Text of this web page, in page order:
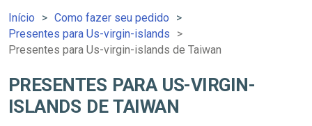
Início
Como fazer seu pedido
Presentes para Us-virgin-islands
Presentes para Us-virgin-islands de Taiwan
PRESENTES PARA US-VIRGIN-
ISLANDS DE TAIWAN